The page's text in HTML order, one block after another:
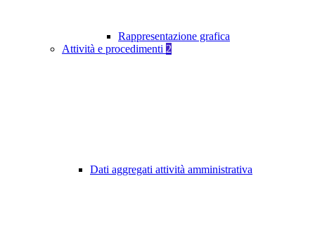
Rappresentazione grafica
Attività e procedimenti 2
Dati aggregati attività amministrativa